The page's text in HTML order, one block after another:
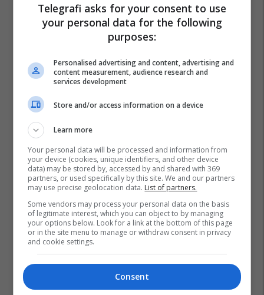
Telegrafi asks for your consent to use
your personal data for the following
purposes:
Personalised advertising and content, advertising and
content measurement, audience research and
services development
Store and/or access information on a device
Learn more
Your personal data will be processed and information from
your device (cookies, unique identifiers, and other device
data) may be stored by, accessed by and shared with 369
partners, or used specifically by this site. We and our partners
may use precise geolocation data. List of partners.
Some vendors may process your personal data on the basis
of legitimate interest, which you can object to by managing
your options below. Look for a link at the bottom of this page
or in the site menu to manage or withdraw consent in privacy
and cookie settings.
Consent